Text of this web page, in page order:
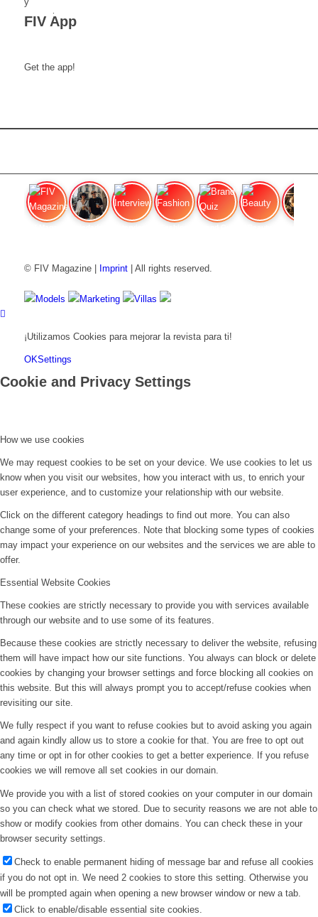
FIV App
Get the app!
© FIV Magazine | Imprint| All rights reserved.
Models Marketing Villas
¡Utilizamos Cookies para mejorar la revista para ti!
OKSettings
Cookie and Privacy Settings
How we use cookies
We may request cookies to be set on your device. We use cookies to let us
know when you visit our websites, how you interact with us, to enrich your
user experience, and to customize your relationship with our website.
Click on the different category headings to find out more. You can also
change some of your preferences. Note that blocking some types of cookies
may impact your experience on our websites and the services we are able to
offer.
Essential Website Cookies
These cookies are strictly necessary to provide you with services available
through our website and to use some of its features.
Because these cookies are strictly necessary to deliver the website, refusing
them will have impact how our site functions. You always can block or delete
cookies by changing your browser settings and force blocking all cookies on
this website. But this will always prompt you to accept/refuse cookies when
revisiting our site.
We fully respect if you want to refuse cookies but to avoid asking you again
and again kindly allow us to store a cookie for that. You are free to opt out
any time or opt in for other cookies to get a better experience. If you refuse
cookies we will remove all set cookies in our domain.
We provide you with a list of stored cookies on your computer in our domain
so you can check what we stored. Due to security reasons we are not able to
show or modify cookies from other domains. You can check these in your
browser security settings.
Check to enable permanent hiding of message bar and refuse all cookies
if you do not opt in. We need 2 cookies to store this setting. Otherwise you
will be prompted again when opening a new browser window or new a tab.
Click to enable/disable essential site cookies.